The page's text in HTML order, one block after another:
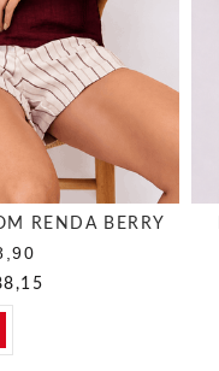
RENDA BERRY